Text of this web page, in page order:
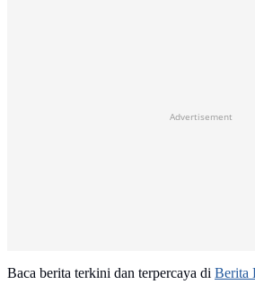
Advertisement
Baca berita terkini dan terpercaya di Berita